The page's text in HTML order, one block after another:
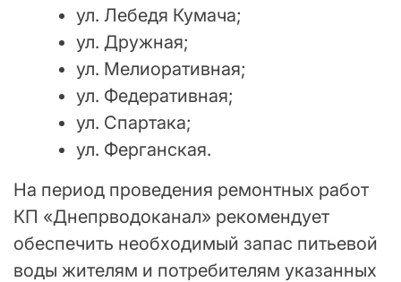
ул. Лебедя Кумача;
ул. Дружная;
ул. Мелиоративная;
ул. Федеративная;
ул. Спартака;
ул. Ферганская.
На период проведения ремонтных работ
КП «Днепрводоканал» рекомендует
обеспечить необходимый запас питьевой
воды жителям и потребителям указанных